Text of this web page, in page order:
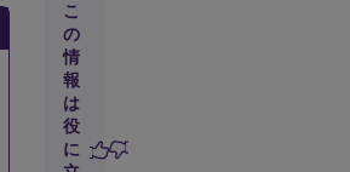
永
続
ロ
グ
イ
ン
こ
の
情
報
は
役
に